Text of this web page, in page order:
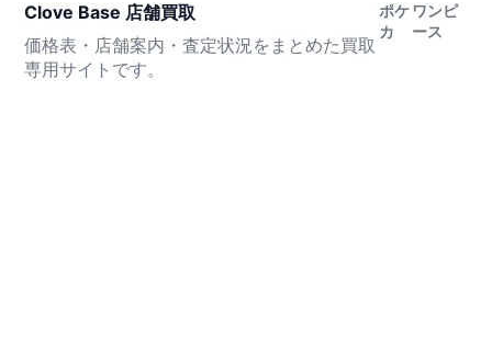
Clove Base 店舗買取
価格表・店舗案内・査定状況をまとめた買取
専用サイトです。
ポケ
カ
ワンピ
ース